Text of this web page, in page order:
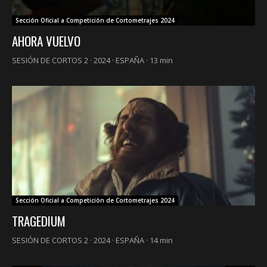
Sección Oficial a Competición de Cortometrajes 2024
AHORA VUELVO
SESIÓN DE CORTOS 2 · 2024 · ESPAÑA · 13 min
Sección Oficial a Competición de Cortometrajes 2024
TRAGEDIUM
SESIÓN DE CORTOS 2 · 2024 · ESPAÑA · 14 min